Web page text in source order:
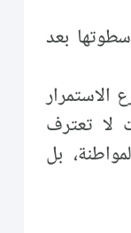
بعد
لا تعترف
بل